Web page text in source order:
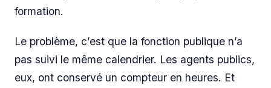
formation.
Le problème, c’est que la fonction publique n’a
pas suivi le même calendrier. Les agents publics,
eux, ont conservé un compteur en heures. Et